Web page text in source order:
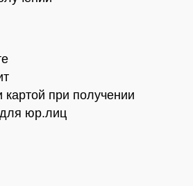
при получении
юр.лиц